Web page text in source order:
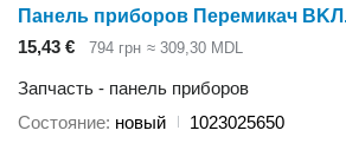
15,43 € 794 грн ≈ 309,30 MDL
Запчасть - панель приборов
Состояние новый
1023025650